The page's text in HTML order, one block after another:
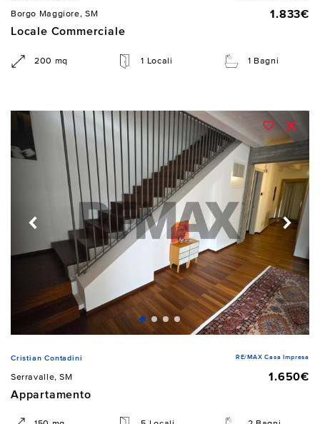
Borgo Maggiore, SM
1.833€
Locale Commerciale
200 mq 1 Locali 1 Bagni
Cristian Contadini RE/MAX Casa Impresa
Serravalle, SM
1.650€
Appartamento